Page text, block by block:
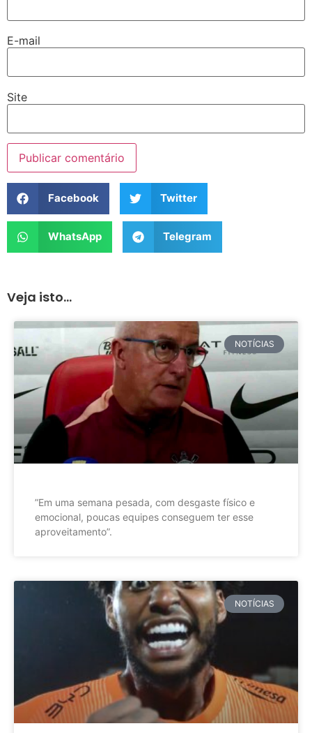
E-mail
Site
Facebook Twitter
WhatsApp Telegram
Veja isto...
NOTÍCIAS
”Em uma semana pesada, com desgaste físico e
emocional, poucas equipes conseguem ter esse
aproveitamento”.
NOTÍCIAS